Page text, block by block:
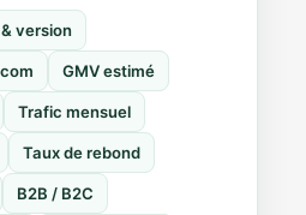
version
GMV estimé
Trafic mensuel
Taux de rebond
B2B / B2C